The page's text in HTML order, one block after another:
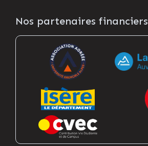
Nos partenaires financiers